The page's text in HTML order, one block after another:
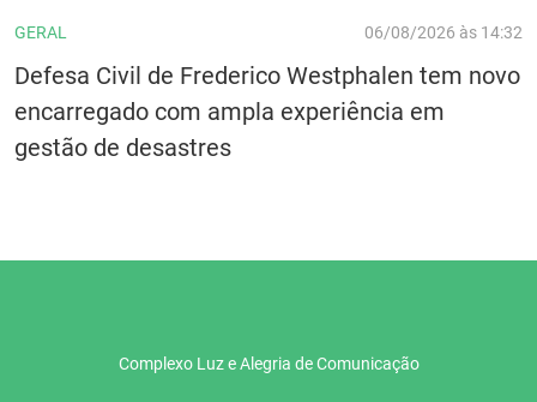
GERAL 06/08/2026 às 14:32
Defesa Civil de Frederico Westphalen tem novo
encarregado com ampla experiência em
gestão de desastres
Complexo Luz e Alegria de Comunicação